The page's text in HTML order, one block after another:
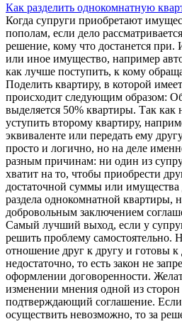
Как разделить однокомнатную
Когда супруги приобретают
пополам, если дело
решение, кому что достанется при.
или иное имущество, например
как лучше поступить, к кому
Поделить квартиру, в которой
происходит следующим образом:
выделяется 50% квартиры. Так
уступить второму квартиру,
эквиваленте или передать ему
просто и логично, но на деле
разным причинам: ни один из
хватит на то, чтобы приобрести
достаточной суммы или
раздела однокомнатной квартиры,
добровольным заключением
Самый лучший выход, если у
решить проблему самостоятельно.
отношение друг к другу и готовы к
недостаточно, то есть закон не
оформлении договоренности.
изменении мнения одной из
подтверждающий соглашение.
осуществить невозможно, то за